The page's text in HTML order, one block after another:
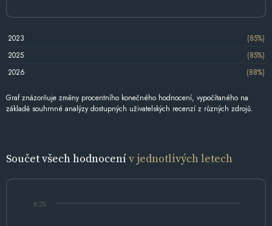
2023
(85%)
2025
(85%)
2026
(88%)
Graf znázorňuje změny procentního konečného hodnocení, vypočítaného na
základě souhrnné analýzy dostupných uživatelských recenzí z různých zdrojů.
Součet všech hodnocenív jednotlivých letech
8.25